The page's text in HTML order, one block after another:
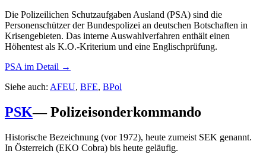
Die Polizeilichen Schutzaufgaben Ausland (PSA) sind die
Personenschützer der Bundespolizei an deutschen Botschaften in
Krisengebieten. Das interne Auswahlverfahren enthält einen
Höhentest als K.O.-Kriterium und eine Englischprüfung.
PSA im Detail →
Siehe auch: AFEU, BFE, BPol
PSK—Polizeisonderkommando
Historische Bezeichnung (vor 1972), heute zumeist SEK genannt.
In Österreich (EKO Cobra) bis heute geläufig.